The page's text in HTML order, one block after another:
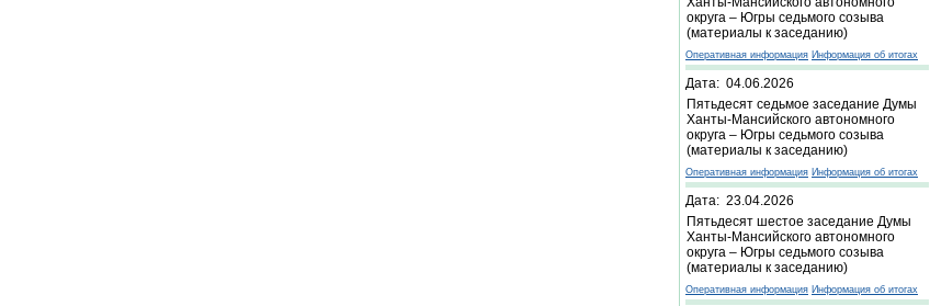
округа – Югры седьмого созыва
(материалы к заседанию)
Оперативная информация Информация об итогах
Дата: 04.06.2026
Пятьдесят седьмое заседание Думы
Ханты-Мансийского автономного
округа – Югры седьмого созыва
(материалы к заседанию)
Оперативная информация Информация об итогах
Дата: 23.04.2026
Пятьдесят шестое заседание Думы
Ханты-Мансийского автономного
округа – Югры седьмого созыва
(материалы к заседанию)
Оперативная информация Информация об итогах